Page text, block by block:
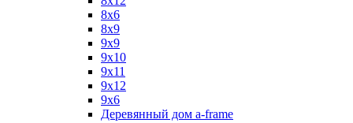
8х6
8х9
9x9
9х10
9х11
9х12
9х6
Деревянный дом a-frame